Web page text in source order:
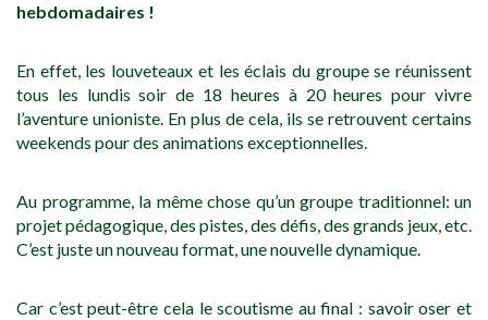
hebdomadaires !
En effet, les louveteaux et les éclais du groupe se réunissent
tous les lundis soir de 18 heures à 20 heures pour vivre
l’aventure unioniste. En plus de cela, ils se retrouvent certains
weekends pour des animations exceptionnelles.
Au programme, la même chose qu’un groupe traditionnel: un
projet pédagogique, des pistes, des défis, des grands jeux, etc.
C’est juste un nouveau format, une nouvelle dynamique.
Car c’est peut-être cela le scoutisme au final : savoir oser et